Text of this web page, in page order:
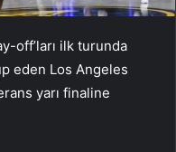
off’ları ilk turunda
eden Los Angeles
yarı finaline